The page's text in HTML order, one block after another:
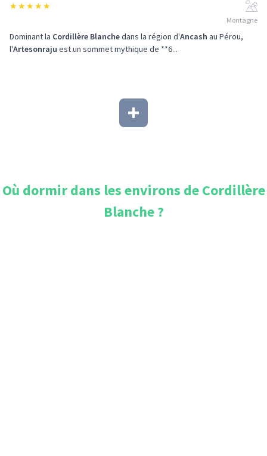
★★★★★
Montagne
Dominant la Cordillère Blanchedans la région d'Ancash au Pérou,
l'Artesonraju est un sommet mythique de **6...
Où dormir dans les environs deCordillère
Blanche?